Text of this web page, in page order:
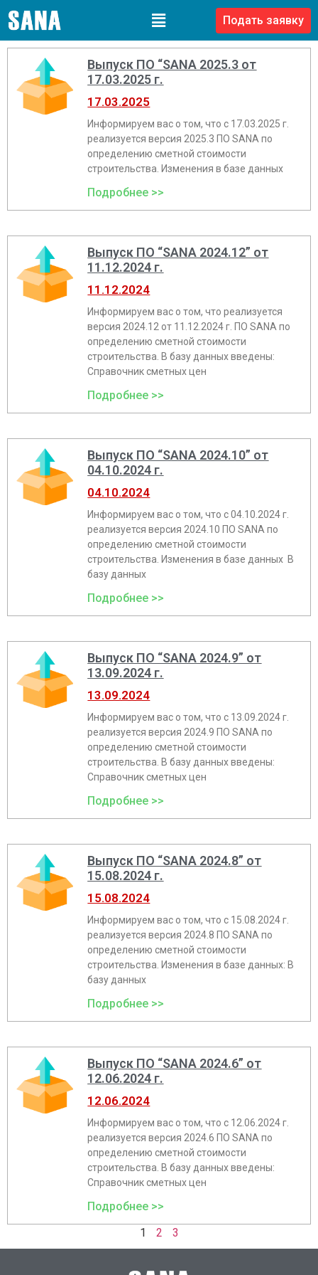
Подать заявку
Выпуск ПО “SANA 2025.3 от
17.03.2025 г.
17.03.2025
Информируем вас о том, что с 17.03.2025 г.
реализуeтся версия 2025.3 ПО SANA по
определению сметной стоимости
строительства. Изменения в базе данных
Подробнее >>
Выпуск ПО “SANA 2024.12” от
11.12.2024 г.
11.12.2024
Информируем вас о том, что реализуется
версия 2024.12 от 11.12.2024 г. ПО SANA по
определению сметной стоимости
строительства. В базу данных введены:
Справочник сметных цен
Подробнее >>
Выпуск ПО “SANA 2024.10” от
04.10.2024 г.
04.10.2024
Информируем вас о том, что с 04.10.2024 г.
реализуется версия 2024.10 ПО SANA по
определению сметной стоимости
строительства. Изменения в базе данных В
базу данных
Подробнее >>
Выпуск ПО “SANA 2024.9” от
13.09.2024 г.
13.09.2024
Информируем вас о том, что с 13.09.2024 г.
реализуeтся версия 2024.9 ПО SANA по
определению сметной стоимости
строительства. В базу данных введены:
Справочник сметных цен
Подробнее >>
Выпуск ПО “SANA 2024.8” от
15.08.2024 г.
15.08.2024
Информируем вас о том, что с 15.08.2024 г.
реализуется версия 2024.8 ПО SANA по
определению сметной стоимости
строительства. Изменения в базе данных: В
базу данных
Подробнее >>
Выпуск ПО “SANA 2024.6” от
12.06.2024 г.
12.06.2024
Информируем вас о том, что с 12.06.2024 г.
реализуeтся версия 2024.6 ПО SANA по
определению сметной стоимости
строительства. В базу данных введены:
Справочник сметных цен
Подробнее >>
1
2 3